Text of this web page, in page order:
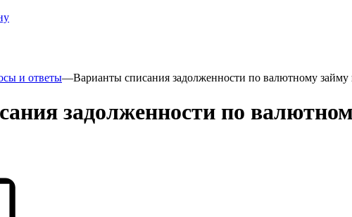
и ответы—Варианты списания задолженности по валютному
задолженности по